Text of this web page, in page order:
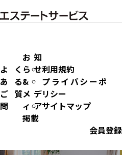
よく
ある
ご質
問
お知
らせ
&
メデ
ィア
掲載
利用規約
プライバシーポ
リシー
サイトマップ
会員登録